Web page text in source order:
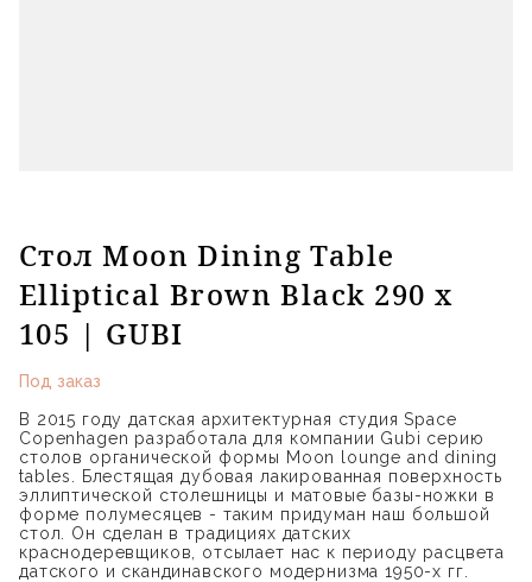
Стол Moon Dining Table
Elliptical Brown Black 290 x
105 | GUBI
Под заказ
В 2015 году датская архитектурная студия Space
Copenhagen разработала для компании Gubi серию
столов органической формы Moon lounge and dining
tables. Блестящая дубовая лакированная поверхность
эллиптической столешницы и матовые базы-ножки в
форме полумесяцев - таким придуман наш большой
стол. Он сделан в традициях датских
краснодеревщиков, отсылает нас к периоду расцвета
датского и скандинавского модернизма 1950-х гг.